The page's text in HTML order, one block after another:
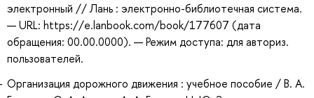
электронный // Лань : электронно-библиотечная система.
— URL: https://e.lanbook.com/book/177607 (дата
обращения: 00.00.0000). — Режим доступа: для авториз.
пользователей.
Организация дорожного движения : учебное пособие / В. А.